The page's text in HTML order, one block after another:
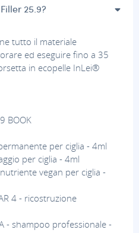
25.9?
tutto il materiale
ed eseguire fino a 35
in ecopelle InLei®
BOOK
per ciglia - 4ml
per ciglia - 4ml
vegan per ciglia -
4 - ricostruzione
- shampoo professionale -